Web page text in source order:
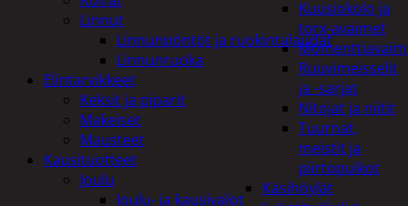
Kuusiokolo ja
torx-avaimet
Ruuvimeisselit
ja -sarjat
Nitojat ja niitit
Tuurnat,
meistit ja
piirtopuikot
Käsihöylät
Linnut
Linnunpöntöt ja ruokintalaudat
Linnunruoka
Elintarvikkeet
Keksit ja piparit
Makeiset
Mausteet
Kausituotteet
Joulu
Joulu- ja kausivalot